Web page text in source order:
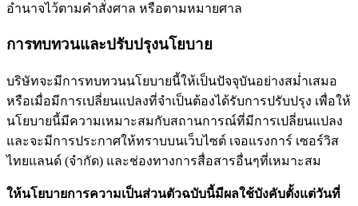
อำนาจไว้ตามคำสั่งศาล หรือตามหมายศาล
การทบทวนและปรับปรุงนโยบาย
บริษัทจะมีการทบทวนนโยบายนี้ให้เป็นปัจจุบันอย่างสม่ำเสมอ
หรือเมื่อมีการเปลี่ยนแปลงที่จำเป็นต้องได้รับการปรับปรุง เพื่อให้
นโยบายนี้มีความเหมาะสมกับสถานการณ์ที่มีการเปลี่ยนแปลง
และจะมีการประกาศให้ทราบบนเว็บไซต์ เจอแรงการ์ เซอร์วิส
ไทยแลนด์ (จำกัด) และช่องทางการสื่อสารอื่นๆที่เหมาะสม
ให้นโยบายการความเป็นส่วนตัวฉบับนี้มีผลใช้บังคับตั้งแต่วันที่